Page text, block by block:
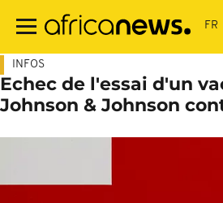
contenu
INFOS
Echec de l'essai d'un
Johnson & Johnson